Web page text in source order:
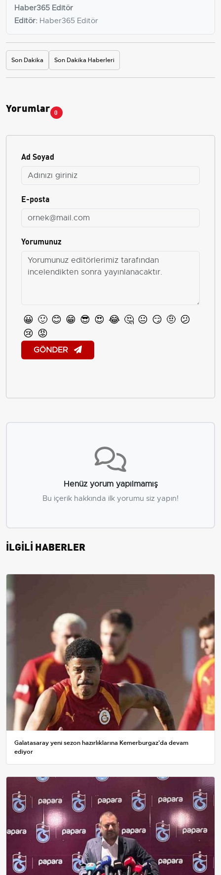
Haber365 Editör
Editör: Haber365 Editör
Son Dakika Son Dakika Haberleri
Yorumlar 0
Ad Soyad
E-posta
Yorumunuz
😀 🙂 😊 😁 😎 😍 😂 🤔 😐 😏 🤨 😕
😢 😡
GÖNDER
Henüz yorum yapılmamış
Bu içerik hakkında ilk yorumu siz yapın!
İLGİLİ HABERLER
Galatasaray yeni sezon hazırlıklarına Kemerburgaz'da devam
ediyor